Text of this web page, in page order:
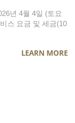
년 4월 4일 (토요
LEARN MORE